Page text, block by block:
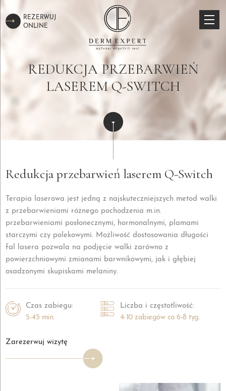
REZERWUJ
ONLINE
REDUKCJA PRZEBARWIEŃ
LASEREM Q-SWITCH
Redukcja przebarwień laserem Q-Switch
Terapia laserowa jest jedną z najskuteczniejszych metod walki
z przebarwieniami różnego pochodzenia m.in.
przebarwieniami posłonecznymi, hormonalnymi, plamami
starczymi czy polekowymi. Możliwość dostosowania długości
fal lasera pozwala na podjęcie walki zarówno z
powierzchniowymi zmianami barwnikowymi, jak i głębiej
osadzonymi skupiskami melaniny.
Czas zabiegu:
5-45 min.
Liczba i częstotliwość:
4-10 zabiegów co 6-8 tyg.
Zarezerwuj wizytę